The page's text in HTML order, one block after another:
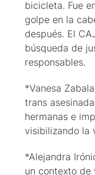
bicicleta. Fue
golpe en la
después. El
búsqueda de
responsables.
*Vanesa
trans
hermanas e
visibilizando la
*Alejandra
un contexto de